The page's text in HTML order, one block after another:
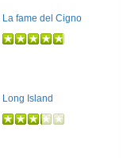
La fame del Cigno
Long Island